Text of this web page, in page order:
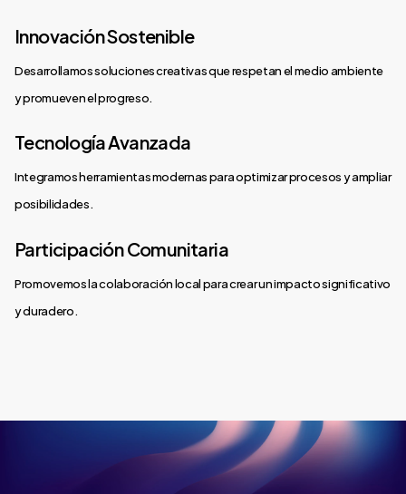
Innovación Sostenible
Desarrollamos soluciones creativas que respetan el medio ambiente
y promueven el progreso.
Tecnología Avanzada
Integramos herramientas modernas para optimizar procesos y ampliar
posibilidades.
Participación Comunitaria
Promovemos la colaboración local para crear un impacto significativo
y duradero.